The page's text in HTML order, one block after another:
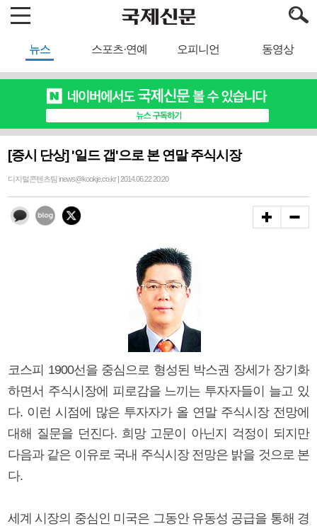
뉴스 스포츠·연예 오피니언 동영상
[증시 단상] '일드 갭'으로 본 연말 주식시장
디지털콘텐츠팀 inews@kookje.co.kr | 2014.06.22 20:20
코스피 1900선을 중심으로 형성된 박스권 장세가 장기화
하면서 주식시장에 피로감을 느끼는 투자자들이 늘고 있
다. 이런 시점에 많은 투자자가 올 연말 주식시장 전망에
대해 질문을 던진다. 희망 고문이 아닌지 걱정이 되지만
다음과 같은 이유로 국내 주식시장 전망은 밝을 것으로 본
다.
세계 시장의 중심인 미국은 그동안 유동성 공급을 통해 경